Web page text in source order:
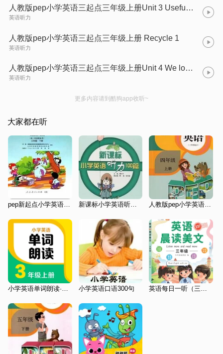
人教版pep小学英语三起点三年级上册Unit 3 Useful Expressions
英语听力
人教版pep小学英语三起点三年级上册 Recycle 1
英语听力
人教版pep小学英语三起点三年级上册Unit 4 We love animals.
英语听力
更多内容请到酷狗app收听~
大家都在听
pep新起点小学英语三年级下册 新课标小学英语听力100篇 人教版pep小学英语三起点四上2016
小学英语口语300句